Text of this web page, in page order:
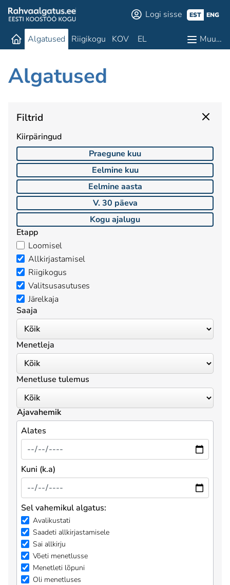
Logi sisse EST ENG
Algatused Riigikogu KOV EL Muu…
Algatused
Filtrid
Kiirpäringud
Praegune kuu
Eelmine kuu
Eelmine aasta
V. 30 päeva
Kogu ajalugu
Etapp
Loomisel
Allkirjastamisel
Riigikogus
Valitsusasutuses
Järelkaja
Saaja
Menetleja
Menetluse tulemus
Ajavahemik
Alates
Kuni (k.a)
Sel vahemikul algatus:
Avalikustati
Saadeti allkirjastamisele
Sai allkirju
Võeti menetlusse
Menetleti lõpuni
Oli menetluses